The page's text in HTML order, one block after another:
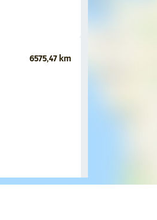
6575,47 km